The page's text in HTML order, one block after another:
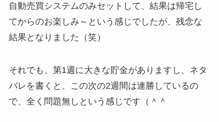
自動売買システムのみセットして、結果は帰宅し
てからのお楽しみ～という感じでしたが、残念な
結果となりました（笑）
それでも、第1週に大きな貯金がありますし、ネタ
バレを書くと、この次の2週間は連勝しているの
で、全く問題無しという感じです（＾＾